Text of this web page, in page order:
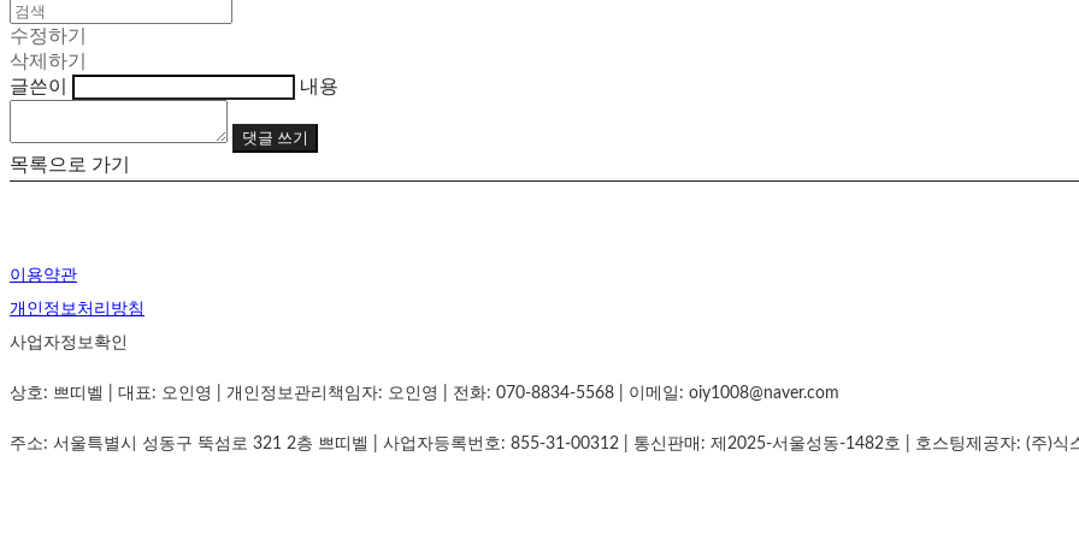
수정하기
삭제하기
글쓴이
내용
댓글 쓰기
목록으로 가기
이용약관
개인정보처리방침
사업자정보확인
상호: 쁘띠벨 | 대표: 오인영 | 개인정보관리책임자: 오인영 | 전화: 070-8834-5568 | 이메일: oiy1008@naver.com
주소: 서울특별시 성동구 뚝섬로 321 2층 쁘띠벨 | 사업자등록번호: 855-31-00312 | 통신판매: 제2025-서울성동-1482호 | 호스팅제공자: (주)식